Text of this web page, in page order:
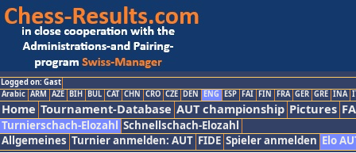
Logged on: Gast
Arabic ARM AZE BIH BUL CAT CHN CRO CZE DEN ENG ESP FAI FIN FRA GER GRE INA
Home Tournament-Database AUT championship Pictures
Turnierschach-Elozahl Schnellschach-Elozahl
Allgemeines Turnier anmelden: AUT FIDE Spieler anmelden Elo